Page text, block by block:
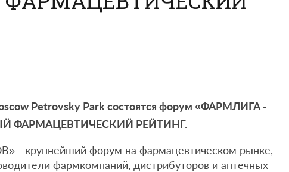
Petrovsky Park состоятся форум «ФАРМЛИГА -
ФАРМАЦЕВТИЧЕСКИЙ РЕЙТИНГ.
крупнейший форум на фармацевтическом рынке,
фармкомпаний, дистрибуторов и аптечных